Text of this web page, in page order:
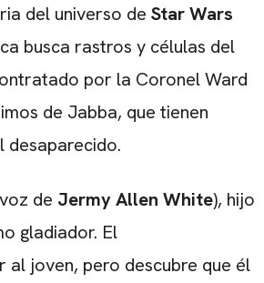
del universo de Star Wars
busca rastros y células del
por la Coronel Ward
de Jabba, que tienen
desaparecido.
de Jermy Allen White), hijo
gladiador. El
joven, pero descubre que él